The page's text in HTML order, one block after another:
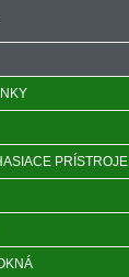
PRÍSTROJE